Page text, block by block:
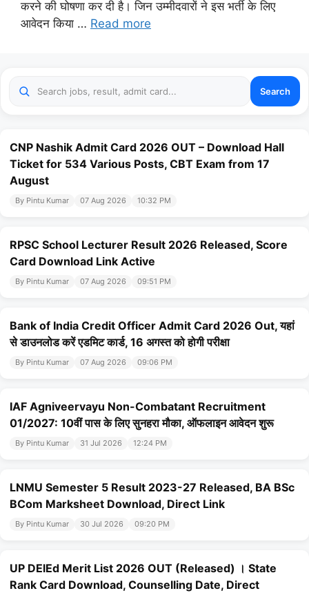
करने की घोषणा कर दी है। जिन उम्मीदवारों ने इस भर्ती के लिए
आवेदन किया … Read more
Search
CNP Nashik Admit Card 2026 OUT – Download Hall
Ticket for 534 Various Posts, CBT Exam from 17
August
By Pintu Kumar 07 Aug 2026 10:32 PM
RPSC School Lecturer Result 2026 Released, Score
Card Download Link Active
By Pintu Kumar 07 Aug 2026 09:51 PM
Bank of India Credit Officer Admit Card 2026 Out, यहां
से डाउनलोड करें एडमिट कार्ड, 16 अगस्त को होगी परीक्षा
By Pintu Kumar 07 Aug 2026 09:06 PM
IAF Agniveervayu Non-Combatant Recruitment
01/2027: 10वीं पास के लिए सुनहरा मौका, ऑफलाइन आवेदन शुरू
By Pintu Kumar 31 Jul 2026 12:24 PM
LNMU Semester 5 Result 2023-27 Released, BA BSc
BCom Marksheet Download, Direct Link
By Pintu Kumar 30 Jul 2026 09:20 PM
UP DElEd Merit List 2026 OUT (Released) । State
Rank Card Download, Counselling Date, Direct